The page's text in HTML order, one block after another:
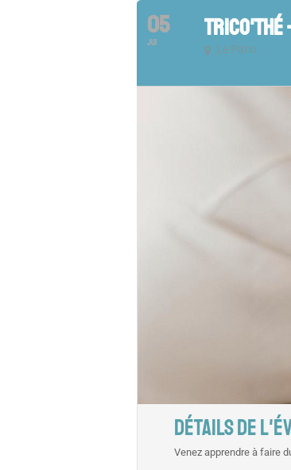
05
JUI
TRICO'THÉ
Le Patio
DÉTAILS DE
Venez apprendre à faire